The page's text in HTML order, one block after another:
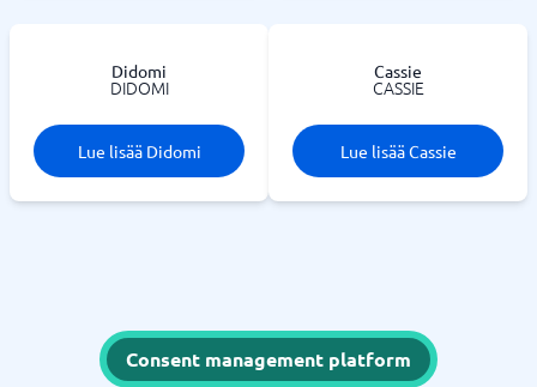
Didomi
DIDOMI
Lue lisää Didomi
Cassie
CASSIE
Lue lisää Cassie
Consent management platform